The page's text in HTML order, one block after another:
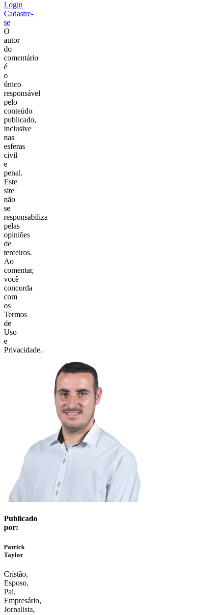
Login
Cadastre-
se
O
autor
do
comentário
é
o
único
responsável
pelo
conteúdo
publicado,
inclusive
nas
esferas
civil
e
penal.
Este
site
não
se
responsabiliza
pelas
opiniões
de
terceiros.
Ao
comentar,
você
concorda
com
os
Termos
de
Uso
e
Privacidade.
Publicado
por:
Patrick
Taylor
Cristão,
Esposo,
Pai,
Empresário,
Jornalista,